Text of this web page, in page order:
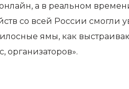
а в реальном
со всей России смогли
ямы, как
организаторов».